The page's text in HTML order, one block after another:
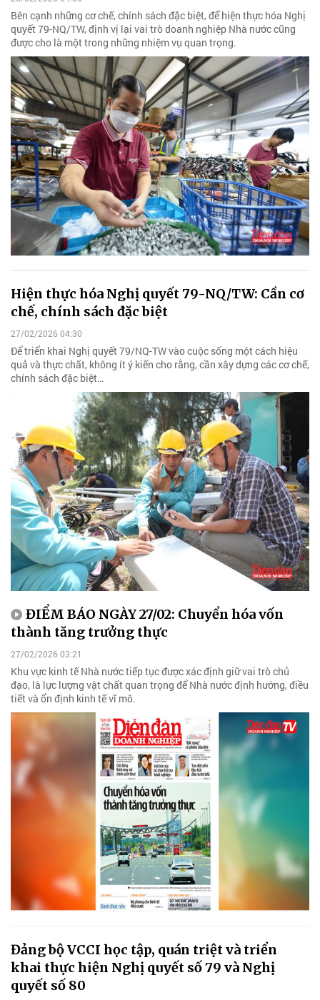
Bên cạnh những cơ chế, chính sách đặc biệt, để hiện thực hóa Nghị
quyết 79-NQ/TW, định vị lại vai trò doanh nghiệp Nhà nước cũng
được cho là một trong những nhiệm vụ quan trọng.
Hiện thực hóa Nghị quyết 79-NQ/TW: Cần cơ
chế, chính sách đặc biệt
27/02/2026 04:30
Để triển khai Nghị quyết 79/NQ-TW vào cuộc sống một cách hiệu
quả và thực chất, không ít ý kiến cho rằng, cần xây dựng các cơ chế,
chính sách đặc biệt…
ĐIỂM BÁO NGÀY 27/02: Chuyển hóa vốn
thành tăng trưởng thực
27/02/2026 03:21
Khu vực kinh tế Nhà nước tiếp tục được xác định giữ vai trò chủ
đạo, là lực lượng vật chất quan trọng để Nhà nước định hướng, điều
tiết và ổn định kinh tế vĩ mô.
Đảng bộ VCCI học tập, quán triệt và triển
khai thực hiện Nghị quyết số 79 và Nghị
quyết số 80